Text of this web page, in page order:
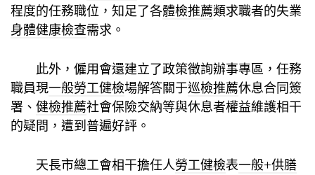
程度的任務職位，知足了各體檢推薦類求職者的失業
身體健康檢查需求。
此外，僱用會還建立了政策徵詢辦事專區，任務
職員現一般勞工健檢場解答關于巡檢推薦休息合同簽
署、 健檢推薦社會保險交納等與休息者權益維護相干
的疑問，遭到普遍好評。
天長市總工會相干擔任人勞工健檢表一般+供膳